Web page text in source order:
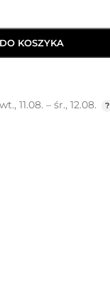
KOSZYKA
11.08. – śr., 12.08.